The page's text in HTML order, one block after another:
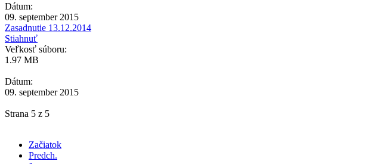
Dátum:
09. september 2015
Zasadnutie 13.12.2014
Stiahnuť
Veľkosť súboru:
1.97 MB
Dátum:
09. september 2015
Strana 5 z 5
Začiatok
Predch.